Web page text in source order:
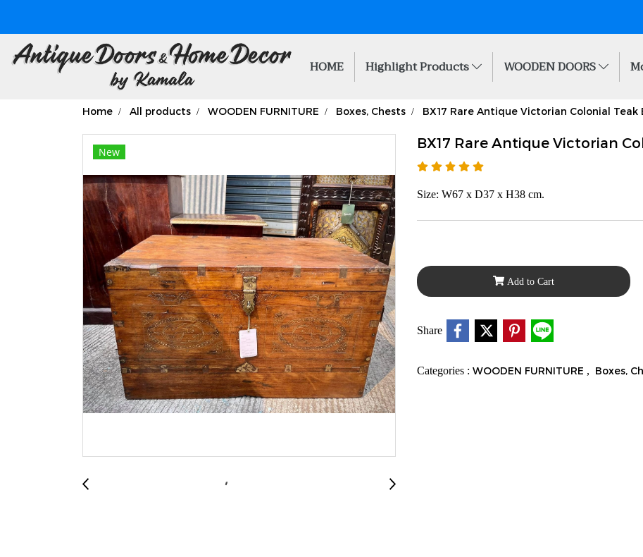
HOME Highlight Products WOODEN DOORS
Home All products WOODEN FURNITURE Boxes, Chests BX17 Rare Antique Victorian Colonial Teak
New
BX17 Rare Antique Victorian
Size: W67 x D37 x H38 cm.
Add to Cart
Share
Categories : WOODEN FURNITURE , Boxes,